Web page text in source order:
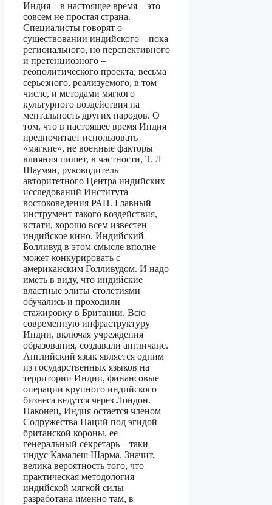
Индия – в настоящее время – это
совсем не простая страна.
Специалисты говорят о
существовании индийского – пока
регионального, но перспективного
и претенциозного –
геополитического проекта, весьма
серьезного, реализуемого, в том
числе, и методами мягкого
культурного воздействия на
ментальность других народов. О
том, что в настоящее время Индия
предпочитает использовать
«мягкие», не военные факторы
влияния пишет, в частности, Т. Л
Шаумян, руководитель
авторитетного Центра индийских
исследований Института
востоковедения РАН. Главный
инструмент такого воздействия,
кстати, хорошо всем известен –
индийское кино. Индийский
Болливуд в этом смысле вполне
может конкурировать с
американским Голливудом. И надо
иметь в виду, что индийские
властные элиты столетиями
обучались и проходили
стажировку в Британии. Всю
современную инфраструктуру
Индии, включая учреждения
образования, создавали англичане.
Английский язык является одним
из государственных языков на
территории Индии, финансовые
операции крупного индийского
бизнеса ведутся через Лондон.
Наконец, Индия остается членом
Содружества Наций под эгидой
британской короны, ее
генеральный секретарь – таки
индус Камалеш Шарма. Значит,
велика вероятность того, что
практическая методология
индийской мягкой силы
разработана именно там, в